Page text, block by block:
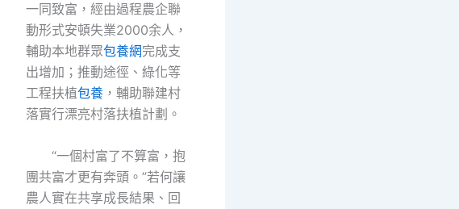
一同致富，經由過程農企聯
動形式安頓失業2000余人，
輔助本地群眾包養網完成支
出增加；推動途徑、綠化等
工程扶植包養 ，輔助聯建村
落實行漂亮村落扶植計劃。
“一個村富了不算富，抱
團共富才更有奔頭。”若何讓
農人實在共享成長結果、回